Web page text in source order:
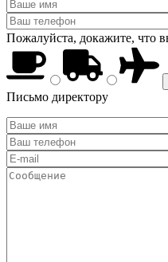
Пожалуйста, докажите, что
Письмо директору